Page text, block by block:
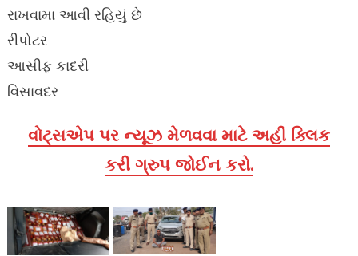
રાખવામા આવી રહિયું છે
રીપોટર
આસીફ કાદરી
વિસાવદર
વોટ્સએપ પર ન્યૂઝ મેળવવા માટે અહીં ક્લિક
કરી ગ્રુપ જોઈન કરો.